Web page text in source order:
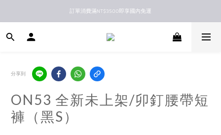
新馬港澳順豐到付配送
訂單消費滿NT$3500即享國內免運
新馬港澳順豐到付配送
分享到
ON53 全新未上架/卯釘腰帶短
褲（黑S）